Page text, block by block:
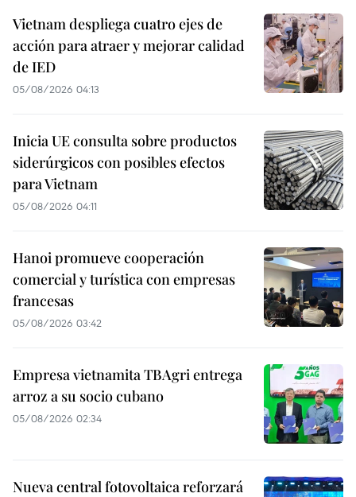
Vietnam despliega cuatro ejes de
acción para atraer y mejorar calidad
de IED
05/08/2026 04:13
Inicia UE consulta sobre productos
siderúrgicos con posibles efectos
para Vietnam
05/08/2026 04:11
Hanoi promueve cooperación
comercial y turística con empresas
francesas
05/08/2026 03:42
Empresa vietnamita TBAgri entrega
arroz a su socio cubano
05/08/2026 02:34
Nueva central fotovoltaica reforzará